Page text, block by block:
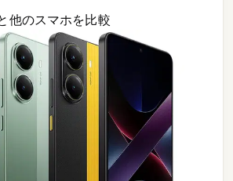
他のスマホを比較